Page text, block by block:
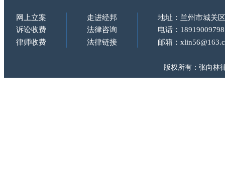
网上立案 走进经邦
地址：兰州市城关
诉讼收费
法律咨询
电话：18919009798
律师收费
法律链接 邮箱：
版权所有：张向林